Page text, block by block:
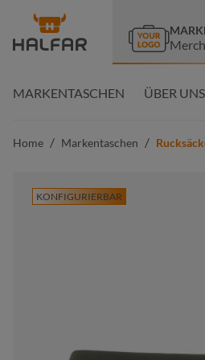
Zur Hauptnavigation
MARKENTASCHEN ÜBER UNS
Home / Markentaschen /
KONFIGURIERBAR